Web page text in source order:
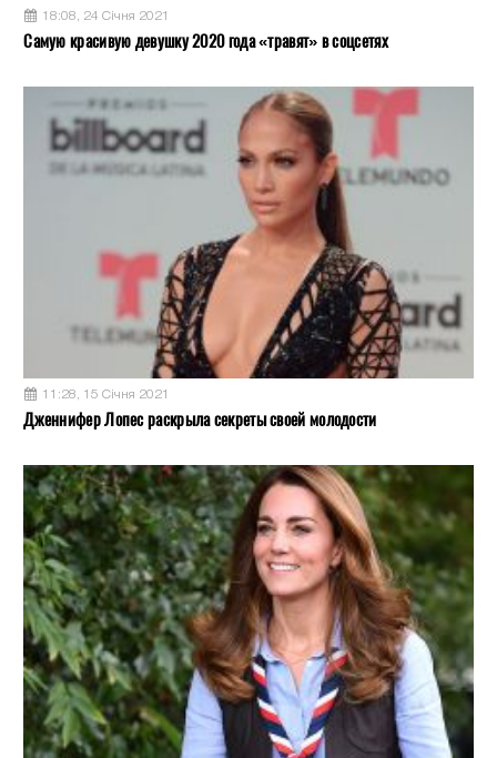
18:08, 24 Січня 2021
Самую красивую девушку 2020 года «травят» в соцсетях
11:28, 15 Січня 2021
Дженнифер Лопес раскрыла секреты своей молодости